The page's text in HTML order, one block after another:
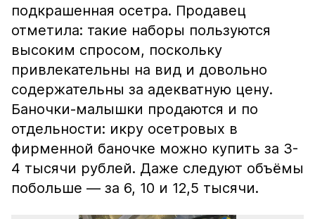
подкрашенная осетра. Продавец
отметила: такие наборы пользуются
высоким спросом, поскольку
привлекательны на вид и довольно
содержательны за адекватную цену.
Баночки-малышки продаются и по
отдельности: икру осетровых в
фирменной баночке можно купить за 3-
4 тысячи рублей. Даже следуют объёмы
побольше — за 6, 10 и 12,5 тысячи.